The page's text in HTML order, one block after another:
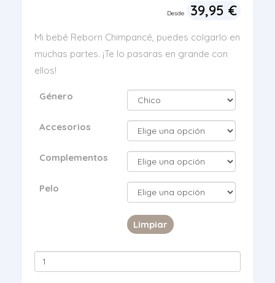
Desde 39,95 €
Mi bebé Reborn Chimpancé, puedes colgarlo en
muchas partes. ¡Te lo pasaras en grande con
ellos!
Género
Accesorios
Complementos
Pelo
Limpiar
Mi
Bebé